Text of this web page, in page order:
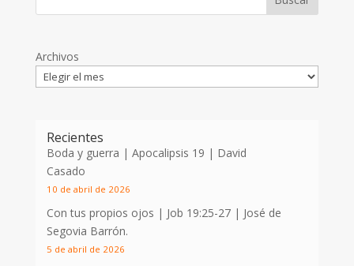
Archivos
Recientes
Boda y guerra | Apocalipsis 19 | David
Casado
10 de abril de 2026
Con tus propios ojos | Job 19:25-27| José de
Segovia Barrón.
5 de abril de 2026